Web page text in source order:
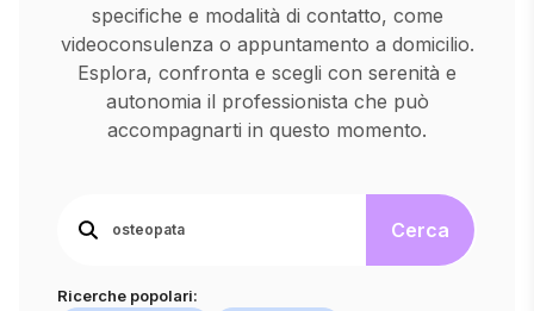
specifiche e modalità di contatto, come
videoconsulenza o appuntamento a domicilio.
Esplora, confronta e scegli con serenità e
autonomia il professionista che può
accompagnarti in questo momento.
Cerca
Ricerche popolari: